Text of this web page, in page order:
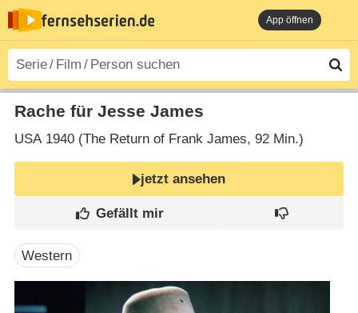
App öffnen
Rache für Jesse James
USA1940 (The Return of Frank James‎, 92 Min.)
jetzt ansehen
Western